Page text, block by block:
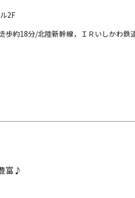
2F
歩約18分/北陸新幹線，ＩＲいしかわ鉄
富♪